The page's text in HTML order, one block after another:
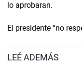
lo aprobaran.
El presidente “no
LEÉ ADEMÁS